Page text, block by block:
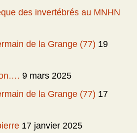
des invertébrés au MNHN
de la Grange (77) 19
9 mars 2025
de la Grange (77) 17
17 janvier 2025